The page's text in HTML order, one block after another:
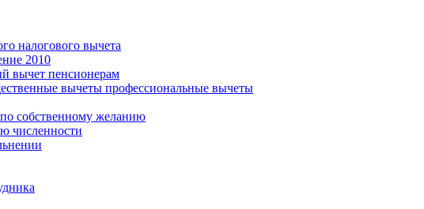
налогового вычета
2010
вычет пенсионерам
вычеты профессиональные вычеты
собственному желанию
численности